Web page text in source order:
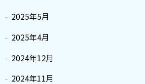
2025年5月
2025年4月
2024年12月
2024年11月